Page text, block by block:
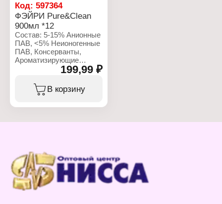
Код: 597364
ФЭЙРИ Pure&Clean
900мл *12
Состав: 5-15% Анионные
ПАВ, <5% Неионогенные
ПАВ, Консерванты,
Ароматизирующие
Добавки, Гераниол
Характеристики:
Производитель: Procter
жидкость
Объем: 900 мл
199,99 ₽
В корзину